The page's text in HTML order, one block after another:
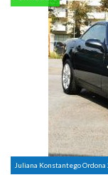
Juliana Konstantego Ordona